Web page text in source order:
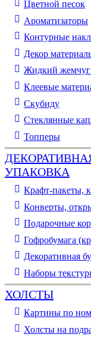
Цветной песок
Ароматизаторы
Контурные
Декор
Жидкий жемчуг
Клеевые
Скубиду
Стеклянные
Топперы
УПАКОВКА
Крафт-пакеты,
Конверты,
Подарочные
Гофробумага
Декоративная
Наборы
ХОЛСТЫ
Картины по
Холсты на